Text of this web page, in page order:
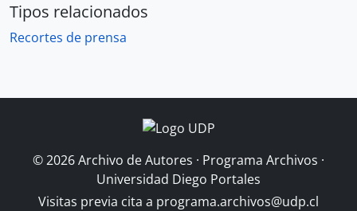
Tipos relacionados
Recortes de prensa
© 2026 Archivo de Autores · Programa Archivos ·
Universidad Diego Portales
Visitas previa cita a programa.archivos@udp.cl